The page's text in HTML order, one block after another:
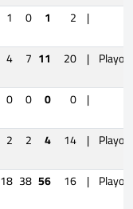
1 0 1 2 |
4 7 11 20 |
0 0 0 0 |
2 2 4 14 |
18 38 56 16 |